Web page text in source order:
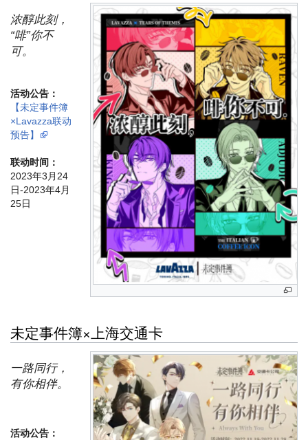
浓醇此刻，
“啡”你不
可。
活动公告：
【未定事件簿
×Lavazza联动
预告】
联动时间：
2023年3月24
日-2023年4月
25日
未定事件簿×上海交通卡
一路同行，
有你相伴。
活动公告：